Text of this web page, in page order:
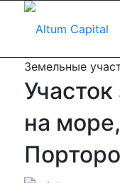
Земельные
на